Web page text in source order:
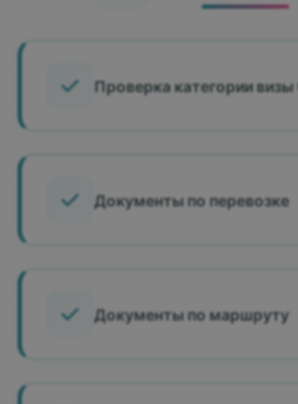
Проверка категории визы
Документы по перевозке
Документы по маршруту